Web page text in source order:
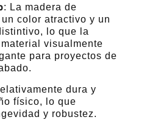
: La madera de
color atractivo y un
lo que la
visualmente
para proyectos de
dura y
físico, lo que
y robustez.